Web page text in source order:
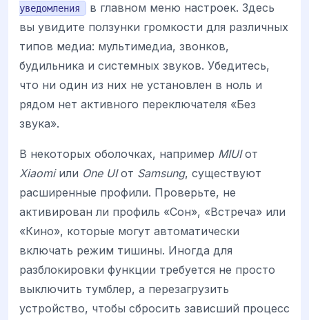
уведомления
в главном меню настроек. Здесь
вы увидите ползунки громкости для различных
типов медиа: мультимедиа, звонков,
будильника и системных звуков. Убедитесь,
что ни один из них не установлен в ноль и
рядом нет активного переключателя «Без
звука».
В некоторых оболочках, например MIUIот
Xiaomiили One UIот Samsung, существуют
расширенные профили. Проверьте, не
активирован ли профиль «Сон», «Встреча» или
«Кино», которые могут автоматически
включать режим тишины. Иногда для
разблокировки функции требуется не просто
выключить тумблер, а перезагрузить
устройство, чтобы сбросить зависший процесс